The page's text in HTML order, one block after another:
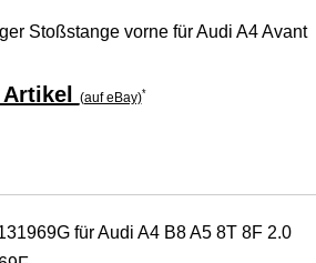
Stoßstange vorne für Audi A4 Avant
(auf eBay)*
für Audi A4 B8 A5 8T 8F 2.0